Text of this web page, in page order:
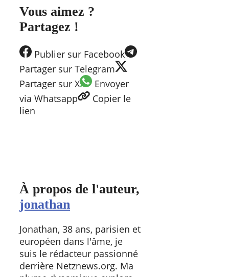
Vous aimez ?
Partagez !
Publier sur Facebook
Partager sur Telegram
Partager sur X
Envoyer
via Whatsapp
Copier le
lien
À propos de l'auteur,
jonathan
Jonathan, 38 ans, parisien et
européen dans l'âme, je
suis le rédacteur passionné
derrière Netznews.org. Ma